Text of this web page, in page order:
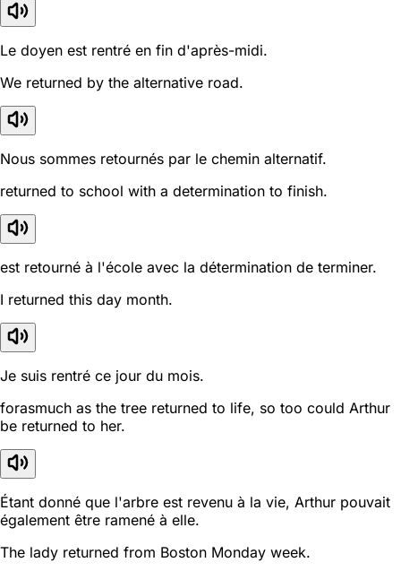
Le doyen est rentré en fin d'après-midi.
We returned by the alternative road.
Nous sommes retournés par le chemin alternatif.
returned to school with a determination to finish.
est retourné à l'école avec la détermination de terminer.
I returned this day month.
Je suis rentré ce jour du mois.
forasmuch as the tree returned to life, so too could Arthur
be returned to her.
Étant donné que l'arbre est revenu à la vie, Arthur pouvait
également être ramené à elle.
The lady returned from Boston Monday week.